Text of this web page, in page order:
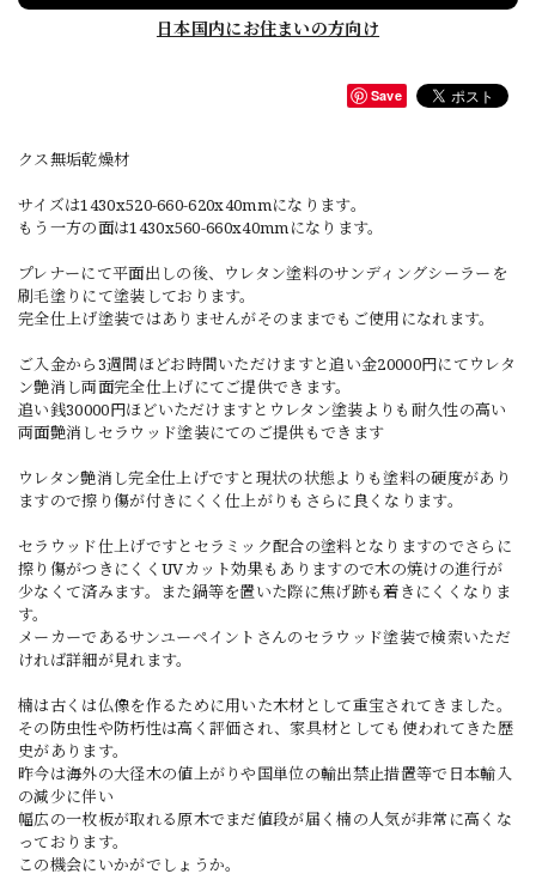
日本国内にお住まいの方向け
Save
クス無垢乾燥材
サイズは1430x520-660-620x40mmになります。
もう一方の面は1430x560-660x40mmになります。
プレナーにて平面出しの後、ウレタン塗料のサンディングシーラーを
刷毛塗りにて塗装しております。
完全仕上げ塗装ではありませんがそのままでもご使用になれます。
ご入金から3週間ほどお時間いただけますと追い金20000円にてウレタ
ン艶消し両面完全仕上げにてご提供できます。
追い銭30000円ほどいただけますとウレタン塗装よりも耐久性の高い
両面艶消しセラウッド塗装にてのご提供もできます
ウレタン艶消し完全仕上げですと現状の状態よりも塗料の硬度があり
ますので擦り傷が付きにくく仕上がりもさらに良くなります。
セラウッド仕上げですとセラミック配合の塗料となりますのでさらに
擦り傷がつきにくくUVカット効果もありますので木の焼けの進行が
少なくて済みます。また鍋等を置いた際に焦げ跡も着きにくくなりま
す。
メーカーであるサンユーペイントさんのセラウッド塗装で検索いただ
ければ詳細が見れます。
楠は古くは仏像を作るために用いた木材として重宝されてきました。
その防虫性や防朽性は高く評価され、家具材としても使われてきた歴
史があります。
昨今は海外の大径木の値上がりや国単位の輸出禁止措置等で日本輸入
の減少に伴い
幅広の一枚板が取れる原木でまだ値段が届く楠の人気が非常に高くな
っております。
この機会にいかがでしょうか。